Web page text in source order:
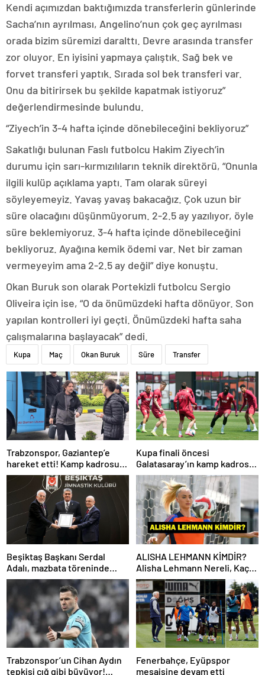
Kendi açımızdan baktığımızda transferlerin günlerinde
Sacha’nın ayrılması, Angelino’nun çok geç ayrılması
orada bizim süremizi daralttı. Devre arasında transfer
zor oluyor. En iyisini yapmaya çalıştık. Sağ bek ve
forvet transferi yaptık. Sırada sol bek transferi var.
Onu da bitirirsek bu şekilde kapatmak istiyoruz”
değerlendirmesinde bulundu.
“Ziyech’in 3-4 hafta içinde dönebileceğini bekliyoruz”
Sakatlığı bulunan Faslı futbolcu Hakim Ziyech’in
durumu için sarı-kırmızılıların teknik direktörü, “Onunla
ilgili kulüp açıklama yaptı. Tam olarak süreyi
söyleyemeyiz. Yavaş yavaş bakacağız. Çok uzun bir
süre olacağını düşünmüyorum. 2-2.5 ay yazılıyor, öyle
süre beklemiyoruz. 3-4 hafta içinde dönebileceğini
bekliyoruz. Ayağına kemik ödemi var. Net bir zaman
vermeyeyim ama 2-2.5 ay değil” diye konuştu.
Okan Buruk son olarak Portekizli futbolcu Sergio
Oliveira için ise, “O da önümüzdeki hafta dönüyor. Son
yapılan kontrolleri iyi geçti. Önümüzdeki hafta saha
çalışmalarına başlayacak” dedi.
Kupa Maç Okan Buruk Süre Transfer
Trabzonspor, Gaziantep’e
hareket etti! Kamp kadrosu
açıklandı…
Kupa finali öncesi
Galatasaray’ın kamp kadrosu
belli oldu!
Beşiktaş Başkanı Serdal
Adalı, mazbata töreninde
konuştu: Gün istikrar
ALISHA LEHMANN KİMDİR?
Alisha Lehmann Nereli, Kaç
Yaşında, Hangi Takımda
Oynuyor?
Trabzonspor’un Cihan Aydın
tepkisi çığ gibi büyüyor!
Fenerbahçe, Eyüpspor
mesaisine devam etti